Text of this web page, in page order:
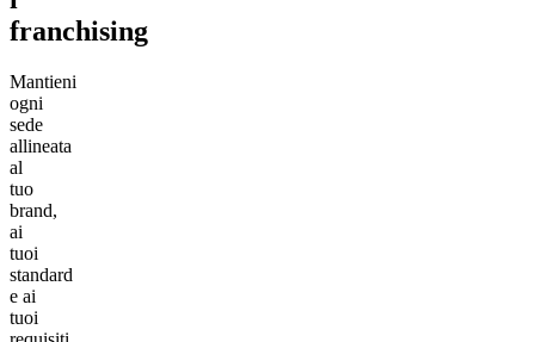
franchising
Mantieni
ogni
sede
allineata
al
tuo
brand,
ai
tuoi
standard
e ai
tuoi